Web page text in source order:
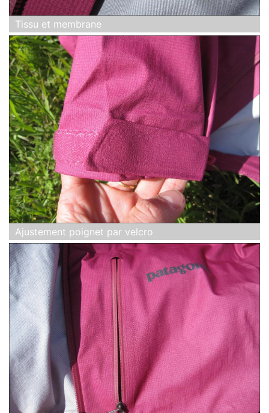
Tissu et membrane
Ajustement poignet par velcro